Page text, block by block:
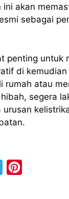
ini akan
sebagai
penting untuk
di
rumah atau
segera
urusan